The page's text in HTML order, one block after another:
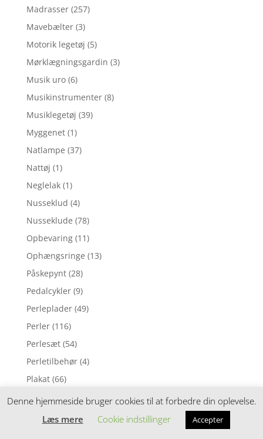
Madrasser (257)
Mavebælter (3)
Motorik legetøj (5)
Mørklægningsgardin (3)
Musik uro (6)
Musikinstrumenter (8)
Musiklegetøj (39)
Myggenet (1)
Natlampe (37)
Nattøj (1)
Neglelak (1)
Nusseklud (4)
Nusseklude (78)
Opbevaring (11)
Ophængsringe (13)
Påskepynt (28)
Pedalcykler (9)
Perleplader (49)
Perler (116)
Perlesæt (54)
Perletilbehør (4)
Plakat (66)
Plakater og vægdekoration
(28)
Plejeprodukter
(80)
Denne hjemmeside bruger cookies til at forbedre din oplevelse.
Læs mere
Cookie indstillinger Accepter